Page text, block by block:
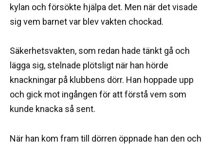
kylan och försökte hjälpa det. Men när det visade
sig vem barnet var blev vakten chockad.
Säkerhetsvakten, som redan hade tänkt gå och
lägga sig, stelnade plötsligt när han hörde
knackningar på klubbens dörr. Han hoppade upp
och gick mot ingången för att förstå vem som
kunde knacka så sent.
När han kom fram till dörren öppnade han den och